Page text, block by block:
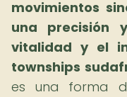
movimientos
una precisión
vitalidad y el
townships
es una forma